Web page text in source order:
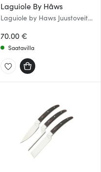
Laguiole By Hâws
Laguiole by Haws Juustoveitsi
70.00 €
Saatavilla